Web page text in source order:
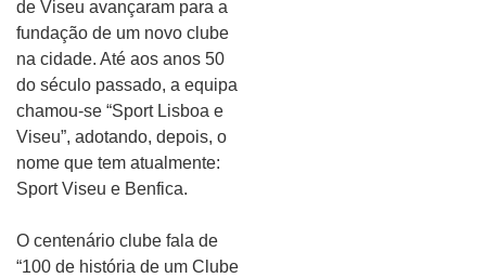
de Viseu avançaram para a
fundação de um novo clube
na cidade. Até aos anos 50
do século passado, a equipa
chamou-se “Sport Lisboa e
Viseu”, adotando, depois, o
nome que tem atualmente:
Sport Viseu e Benfica.
O centenário clube fala de
“100 de história de um Clube